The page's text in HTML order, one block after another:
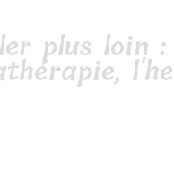
plus loin :